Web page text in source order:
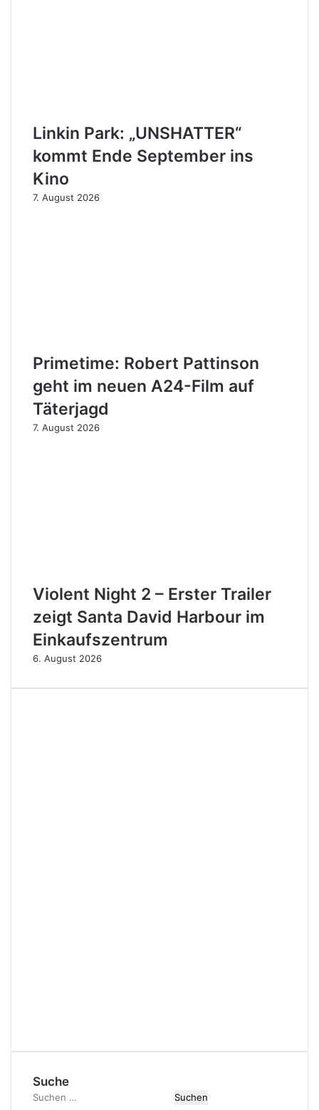
Linkin Park: „UNSHATTER“
kommt Ende September ins
Kino
7. August 2026
Primetime: Robert Pattinson
geht im neuen A24-Film auf
Täterjagd
7. August 2026
Violent Night 2 – Erster Trailer
zeigt Santa David Harbour im
Einkaufszentrum
6. August 2026
Suche
Suchen